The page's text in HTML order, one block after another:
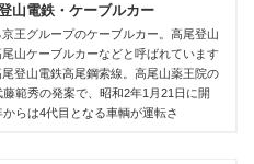
山電鉄・ケーブルカー
王グループのケーブルカー。高尾登山
山ケーブルカーなどと呼ばれています
登山電鉄高尾鋼索線。高尾山薬王院の
藤範秀の発案で、昭和2年1月21日に開
らは4代目となる車輌が運転さ